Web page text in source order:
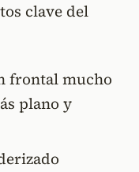
clave del
frontal mucho
plano y